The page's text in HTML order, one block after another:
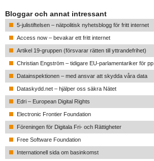
Bloggar och annat intressant
5-julistiftelsen – nätpolitisk nyhetsblogg för fritt internet
Access now – bevakar ett fritt internet
Artikel 19-gruppen (försvarar rätten till yttrandefrihet)
Christian Engström – tidigare EU-parlamentariker för pp
Datainspektionen – med ansvar att skydda våra data
Dataskydd.net – hjälper oss säkra Nätet
Edri – European Digital Rights
Electronic Frontier Foundation
Föreningen för Digitala Fri- och Rättigheter
Free Software Foundation
Internationell sida om basinkomst